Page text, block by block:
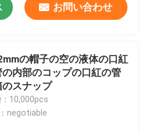
お問い合わせ
の帽子の空の液体の口紅
の内部のコップの口紅の管
のスナップ
：10,000pcs
negotiable